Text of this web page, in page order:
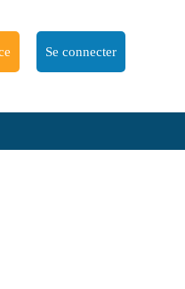
Se connecter